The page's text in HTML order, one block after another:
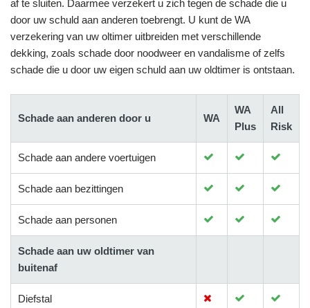
af te sluiten. Daarmee verzekert u zich tegen de schade die u
door uw schuld aan anderen toebrengt. U kunt de WA
verzekering van uw oltimer uitbreiden met verschillende
dekking, zoals schade door noodweer en vandalisme of zelfs
schade die u door uw eigen schuld aan uw oldtimer is ontstaan.
Schade aan anderen door u WA
WA
Plus
All
Risk
Schade aan andere voertuigen
Schade aan bezittingen
Schade aan personen
Schade aan uw oldtimer van
buitenaf
Diefstal